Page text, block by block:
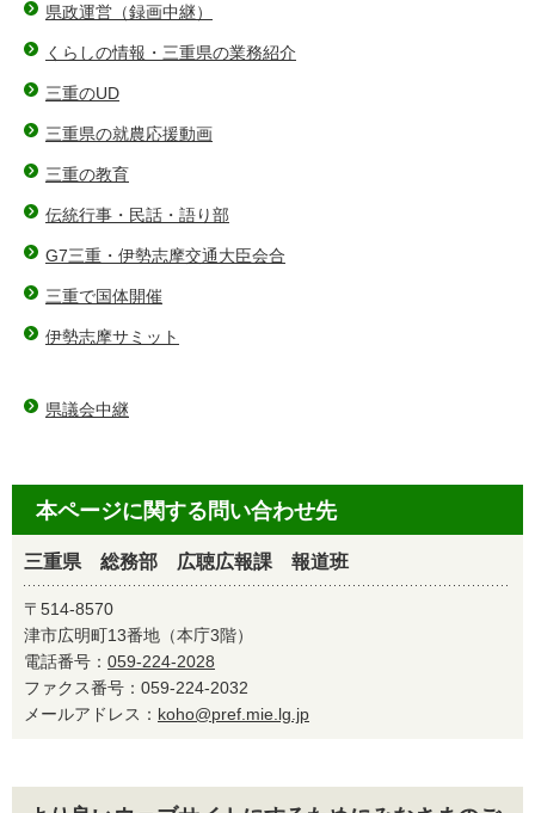
県政運営（録画中継）
くらしの情報・三重県の業務紹介
三重のUD
三重県の就農応援動画
三重の教育
伝統行事・民話・語り部
G7三重・伊勢志摩交通大臣会合
三重で国体開催
伊勢志摩サミット
県議会中継
本ページに関する問い合わせ先
三重県 総務部 広聴広報課 報道班
〒514-8570
津市広明町13番地（本庁3階）
電話番号： 059-224-2028
ファクス番号：059-224-2032
メールアドレス： koho@pref.mie.lg.jp